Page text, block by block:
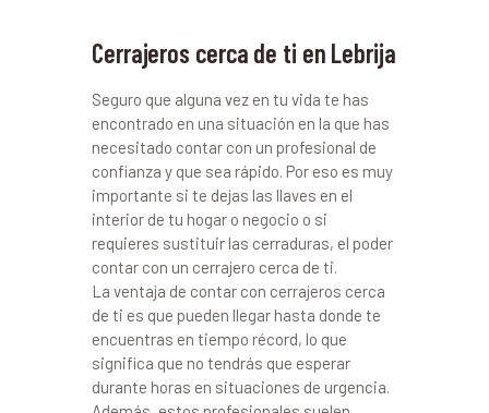
Cerrajeros cerca de ti en Lebrija
Seguro que alguna vez en tu vida te has
encontrado en una situación en la que has
necesitado contar con un profesional de
confianza y que sea rápido. Por eso es muy
importante si te dejas las llaves en el
interior de tu hogar o negocio o si
requieres sustituir las cerraduras, el poder
contar con un cerrajero cerca de ti.
La ventaja de contar con cerrajeros cerca
de ti es que pueden llegar hasta donde te
encuentras en tiempo récord, lo que
significa que no tendrás que esperar
durante horas en situaciones de urgencia.